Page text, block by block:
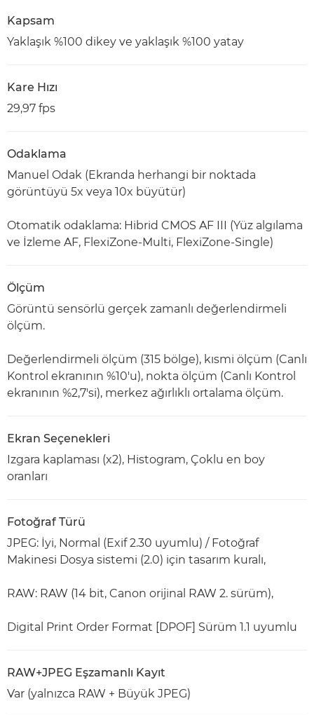
Kapsam
Yaklaşık %100 dikey ve yaklaşık %100 yatay
Kare Hızı
29,97 fps
Odaklama
Manuel Odak (Ekranda herhangi bir noktada
görüntüyü 5x veya 10x büyütür)
Otomatik odaklama: Hibrid CMOS AF III (Yüz algılama
ve İzleme AF, FlexiZone-Multi, FlexiZone-Single)
Ölçüm
Görüntü sensörlü gerçek zamanlı değerlendirmeli
ölçüm.
Değerlendirmeli ölçüm (315 bölge), kısmi ölçüm (Canlı
Kontrol ekranının %10'u), nokta ölçüm (Canlı Kontrol
ekranının %2,7'si), merkez ağırlıklı ortalama ölçüm.
Ekran Seçenekleri
Izgara kaplaması (x2), Histogram, Çoklu en boy
oranları
Fotoğraf Türü
JPEG: İyi, Normal (Exif 2.30 uyumlu) / Fotoğraf
Makinesi Dosya sistemi (2.0) için tasarım kuralı,
RAW: RAW (14 bit, Canon orijinal RAW 2. sürüm),
Digital Print Order Format [DPOF] Sürüm 1.1 uyumlu
RAW+JPEG Eşzamanlı Kayıt
Var (yalnızca RAW + Büyük JPEG)